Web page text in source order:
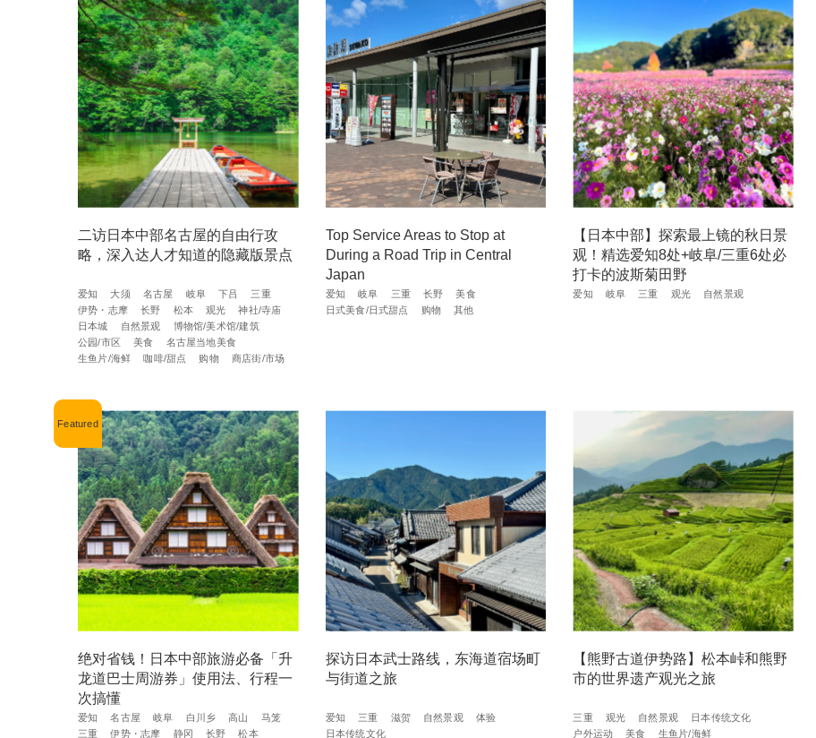
二访日本中部名古屋的自由行攻
略，深入达人才知道的隐藏版景点
爱知 大须 名古屋 岐阜 下吕
三重
伊势・志摩
长野 松本 观光
神社/寺庙
日本城
自然景观
博物馆/美术馆/建筑
公园/市区
美食
名古屋当地美食
生鱼片/海鲜
咖啡/甜点 购物 商店街/市场
Top Service Areas to Stop at
During a Road Trip in Central
Japan
爱知 岐阜 三重 长野
美食
日式美食/日式甜点
购物 其他
【日本中部】探索最上镜的秋日景
观！精选爱知8处+岐阜/三重6处必
打卡的波斯菊田野
爱知 岐阜 三重 观光 自然景观
绝对省钱！日本中部旅游必备「升
龙道巴士周游券」使用法、行程一
次搞懂
爱知 名古屋 岐阜 白川乡 高山
马笼
三重
伊势・志摩 静冈 长野 松本
探访日本武士路线，东海道宿场町
与街道之旅
爱知 三重 滋贺 自然景观
体验
日本传统文化
【熊野古道伊势路】松本峠和熊野
市的世界遗产观光之旅
三重 观光 自然景观
日本传统文化
户外运动
美食 生鱼片/海鲜